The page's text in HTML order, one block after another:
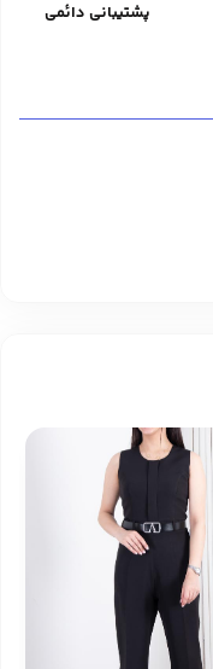
پشتیبانی دائمی